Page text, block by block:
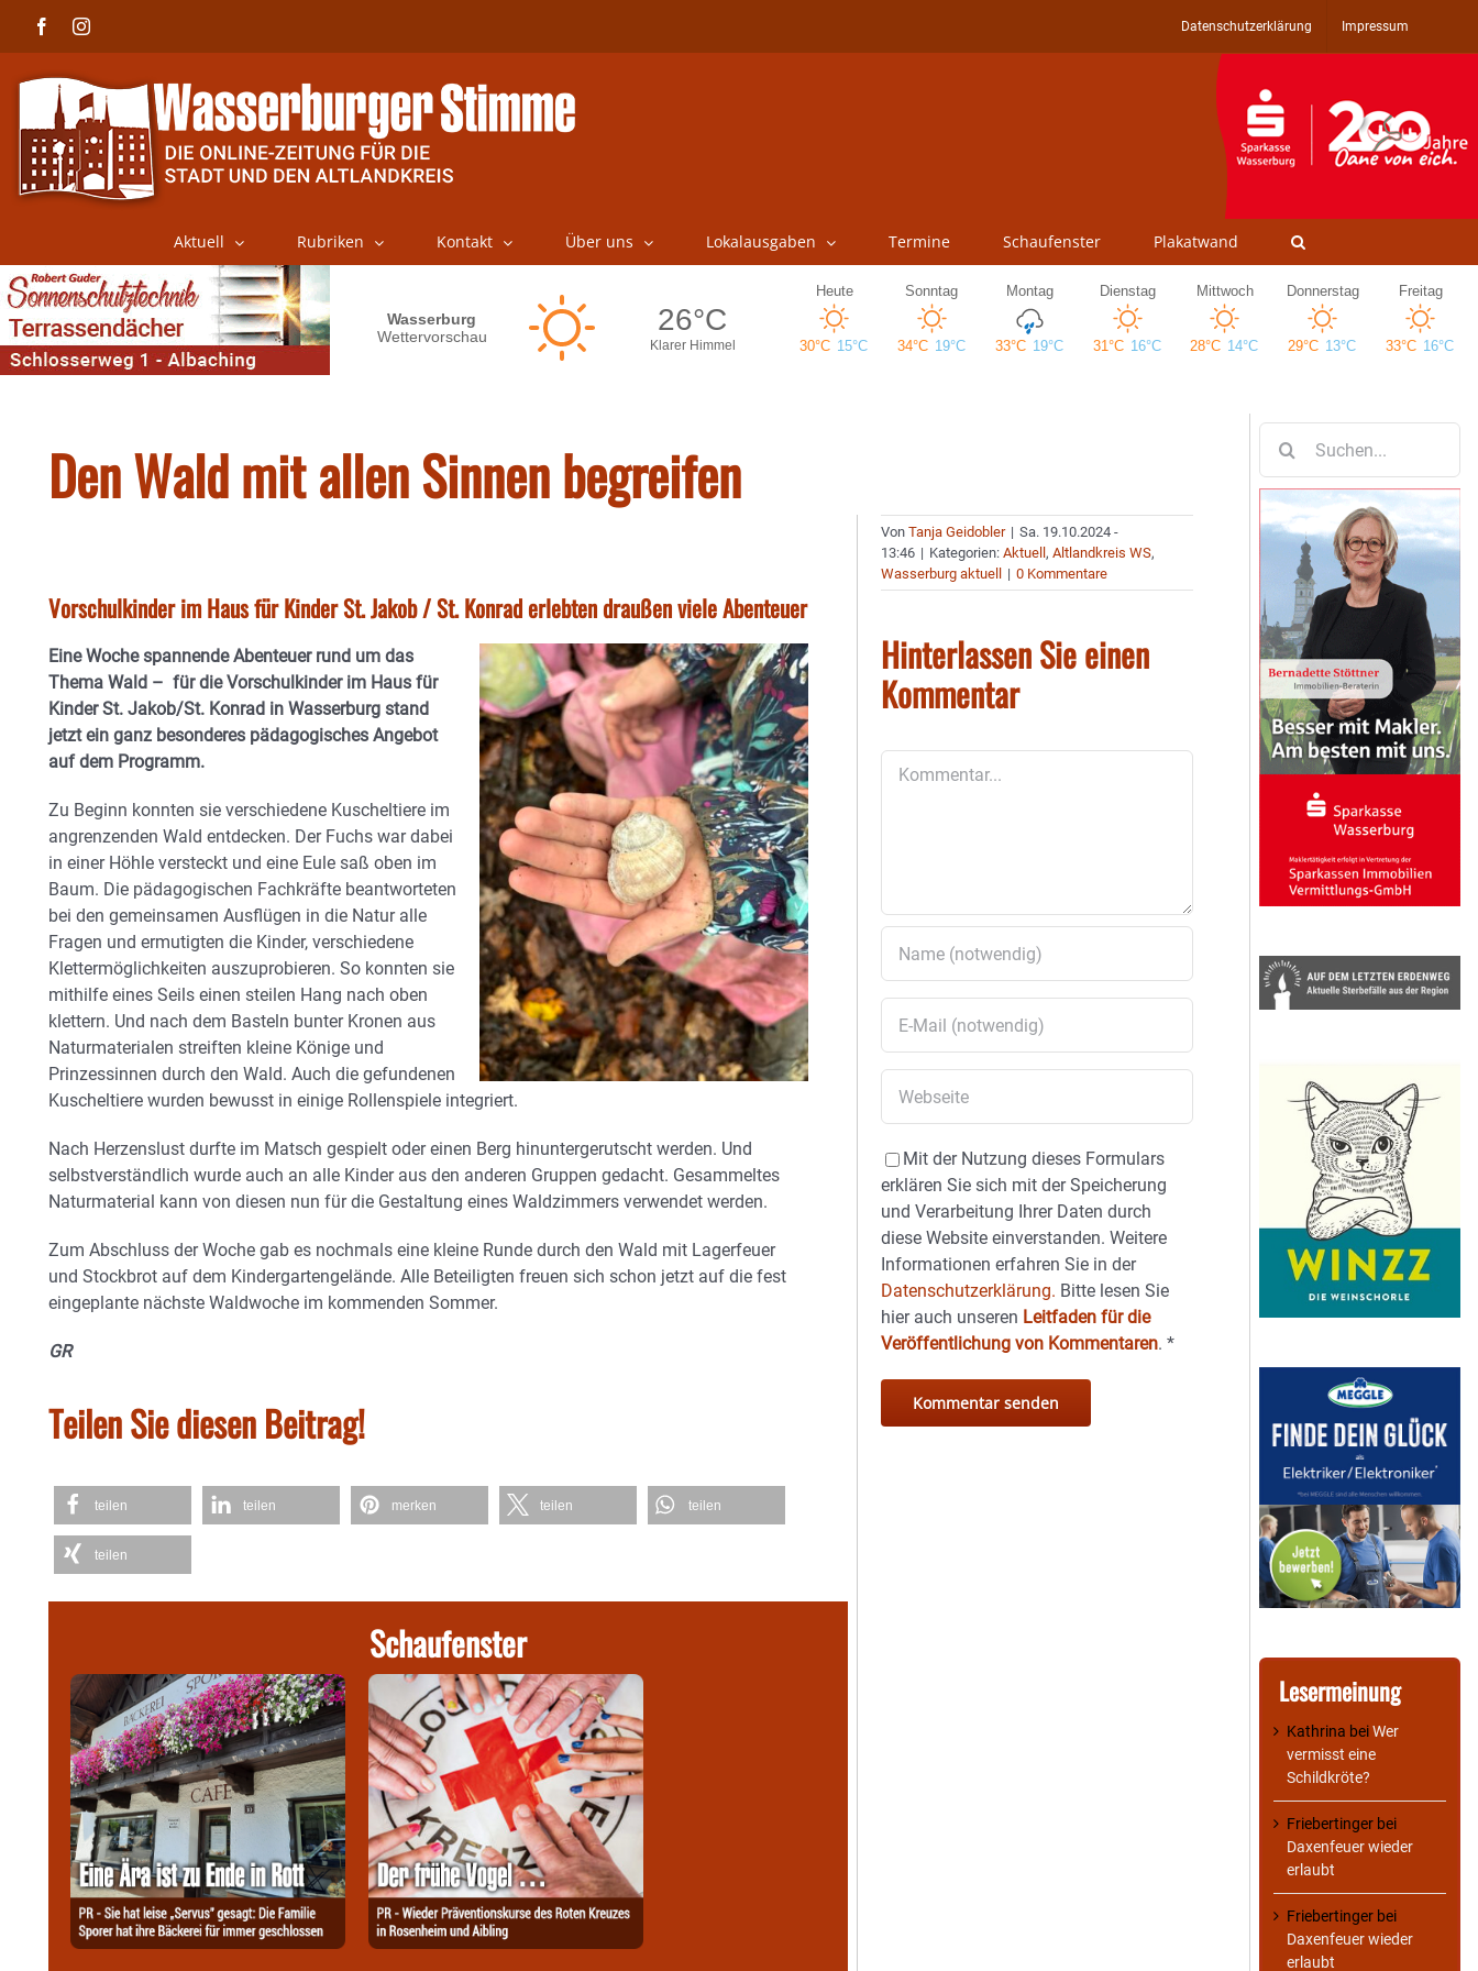
FacebookInstagram Datenschutzerklärung Impressum
Aktuell Rubriken Kontakt Über uns Lokalausgaben Termine Schaufenster Plakatwand
Den Wald mit allen Sinnen begreifen
Vorschulkinder im Haus für Kinder St. Jakob / St. Konrad erlebten draußen viele Abenteuer
Eine Woche spannende Abenteuer rund um das
Thema Wald – für die Vorschulkinder im Haus für
Kinder St. Jakob/St. Konrad in Wasserburg stand
jetzt ein ganz besonderes pädagogisches Angebot
auf dem Programm.
Zu Beginn konnten sie verschiedene Kuscheltiere im
angrenzenden Wald entdecken. Der Fuchs war dabei
in einer Höhle versteckt und eine Eule saß oben im
Baum. Die pädagogischen Fachkräfte beantworteten
bei den gemeinsamen Ausflügen in die Natur alle
Fragen und ermutigten die Kinder, verschiedene
Klettermöglichkeiten auszuprobieren. So konnten sie
mithilfe eines Seils einen steilen Hang nach oben
klettern. Und nach dem Basteln bunter Kronen aus
Naturmaterialen streiften kleine Könige und
Prinzessinnen durch den Wald. Auch die gefundenen
Kuscheltiere wurden bewusst in einige Rollenspiele integriert.
Nach Herzenslust durfte im Matsch gespielt oder einen Berg hinuntergerutscht werden. Und
selbstverständlich wurde auch an alle Kinder aus den anderen Gruppen gedacht. Gesammeltes
Naturmaterial kann von diesen nun für die Gestaltung eines Waldzimmers verwendet werden.
Zum Abschluss der Woche gab es nochmals eine kleine Runde durch den Wald mit Lagerfeuer
und Stockbrot auf dem Kindergartengelände. Alle Beteiligten freuen sich schon jetzt auf die fest
eingeplante nächste Waldwoche im kommenden Sommer.
GR
Teilen Sie diesen Beitrag!
teilen teilen merken teilen teilen
teilen
Schaufenster
VonTanja Geidobler | Sa. 19.10.2024 -
13:46 | Kategorien:Aktuell,Altlandkreis WS,
Wasserburg aktuell
| 0 Kommentare
Hinterlassen Sie einen
Kommentar
Mit der Nutzung dieses Formulars
erklären Sie sich mit der Speicherung
und Verarbeitung Ihrer Daten durch
diese Website einverstanden. Weitere
Informationen erfahren Sie in der
Datenschutzerklärung. Bitte lesen Sie
hier auch unseren Leitfaden für die
Veröffentlichung von Kommentaren.*
nach:
Lesermeinung
Kathrina beiWer
vermisst eine
Schildkröte?
Friebertinger bei
Daxenfeuer wieder
erlaubt
Friebertinger bei
Daxenfeuer wieder
erlaubt